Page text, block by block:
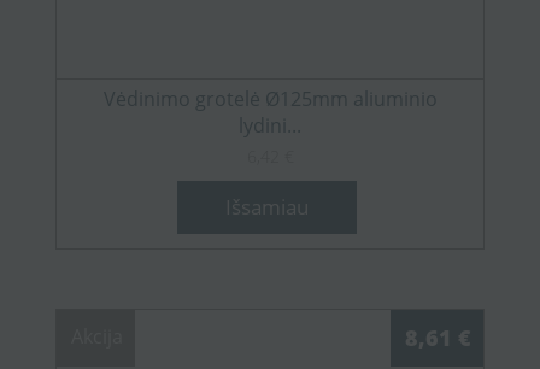
Vėdinimo grotelė Ø125mm aliuminio
lydini...
Išsamiau
8,61 €